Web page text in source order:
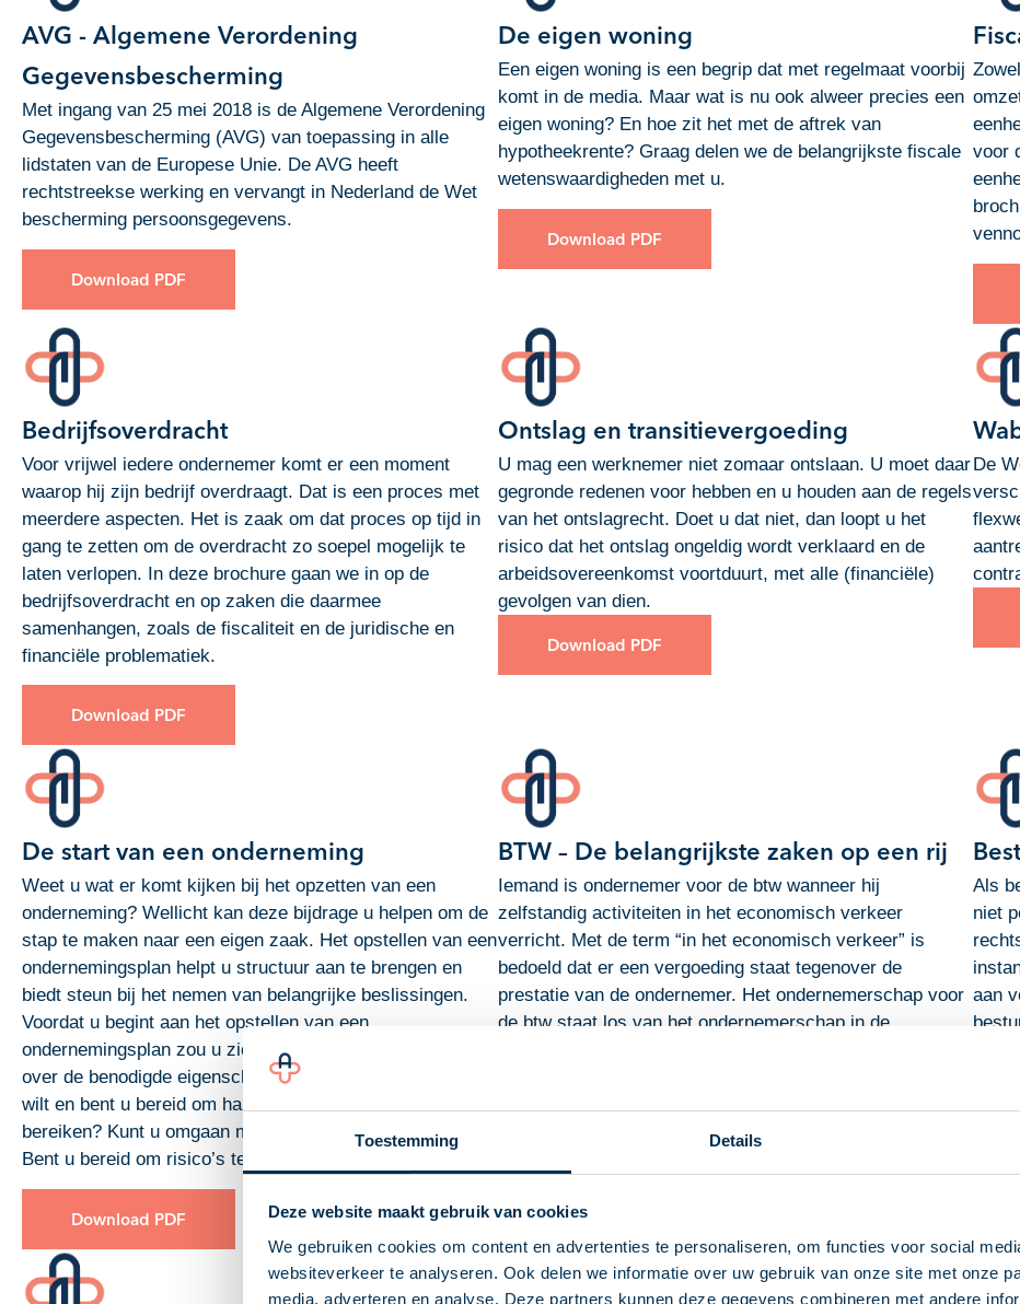
Toestemming Details
Deze website maakt gebruik van cookies
We gebruiken cookies om content en advertenties te personaliseren, om functies voor social
websiteverkeer te analyseren. Ook delen we informatie over uw gebruik van onze site met onze
media, adverteren en analyse. Deze partners kunnen deze gegevens combineren met andere
AVG - Algemene Verordening
Gegevensbescherming
Met ingang van 25 mei 2018 is de Algemene Verordening
Gegevensbescherming (AVG) van toepassing in alle
lidstaten van de Europese Unie. De AVG heeft
rechtstreekse werking en vervangt in Nederland de Wet
bescherming persoonsgegevens.
Download PDF
De eigen woning
Een eigen woning is een begrip dat met regelmaat voorbij
komt in de media. Maar wat is nu ook alweer precies een
eigen woning? En hoe zit het met de aftrek van
hypotheekrente? Graag delen we de belangrijkste fiscale
wetenswaardigheden met u.
Download PDF
voor
Bedrijfsoverdracht
Voor vrijwel iedere ondernemer komt er een moment
waarop hij zijn bedrijf overdraagt. Dat is een proces met
meerdere aspecten. Het is zaak om dat proces op tijd in
gang te zetten om de overdracht zo soepel mogelijk te
laten verlopen. In deze brochure gaan we in op de
bedrijfsoverdracht en op zaken die daarmee
samenhangen, zoals de fiscaliteit en de juridische en
financiële problematiek.
Download PDF
Ontslag en transitievergoeding
U mag een werknemer niet zomaar ontslaan. U moet daar
gegronde redenen voor hebben en u houden aan de regels
van het ontslagrecht. Doet u dat niet, dan loopt u het
risico dat het ontslag ongeldig wordt verklaard en de
arbeidsovereenkomst voortduurt, met alle (financiële)
gevolgen van dien.
Download PDF
De
De start van een onderneming
Weet u wat er komt kijken bij het opzetten van een
onderneming? Wellicht kan deze bijdrage u helpen om de
stap te maken naar een eigen zaak. Het opstellen van een
ondernemingsplan helpt u structuur aan te brengen en
biedt steun bij het nemen van belangrijke beslissingen.
Voordat u begint aan het opstellen van een
ondernemingsplan zou u zich eens moeten afvragen of u
over de benodigde eigenschappen beschikt. Weet u wat u
wilt en bent u bereid om hard te werken om uw doelen te
bereiken? Kunt u omgaan met tegenslag en onzekerheid?
Bent u bereid om risico’s te nemen?
Download PDF
BTW – De belangrijkste zaken op een rij
Iemand is ondernemer voor de btw wanneer hij
zelfstandig activiteiten in het economisch verkeer
verricht. Met de term “in het economisch verkeer” is
bedoeld dat er een vergoeding staat tegenover de
prestatie van de ondernemer. Het ondernemerschap voor
de btw staat los van het ondernemerschap in de
Als
niet
aan